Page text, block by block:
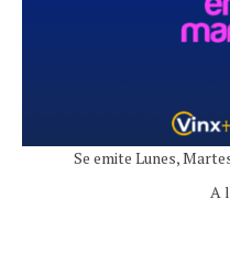
Se emite Lunes,
A